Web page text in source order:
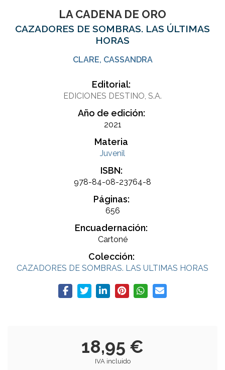
LA CADENA DE ORO
CAZADORES DE SOMBRAS. LAS ÚLTIMAS
HORAS
CLARE, CASSANDRA
Editorial:
EDICIONES DESTINO, S.A.
Año de edición:
2021
Materia
Juvenil
ISBN:
978-84-08-23764-8
Páginas:
656
Encuadernación:
Cartoné
Colección:
CAZADORES DE SOMBRAS. LAS ULTIMAS HORAS
18,95 €
IVA incluido